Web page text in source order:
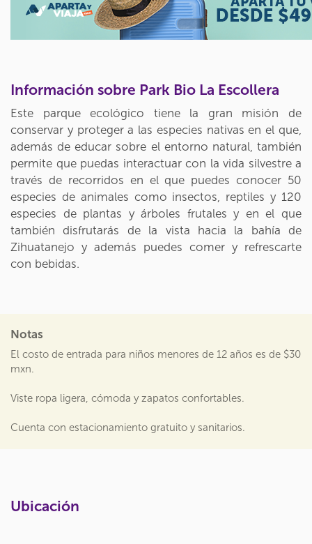
Información sobre Park Bio La Escollera
Este parque ecológico tiene la gran misión de
conservar y proteger a las especies nativas en el que,
además de educar sobre el entorno natural, también
permite que puedas interactuar con la vida silvestre a
través de recorridos en el que puedes conocer 50
especies de animales como insectos, reptiles y 120
especies de plantas y árboles frutales y en el que
también disfrutarás de la vista hacia la bahía de
Zihuatanejo y además puedes comer y refrescarte
con bebidas.
Notas
El costo de entrada para niños menores de 12 años es de $30
mxn.
Viste ropa ligera, cómoda y zapatos confortables.
Cuenta con estacionamiento gratuito y sanitarios.
Ubicación